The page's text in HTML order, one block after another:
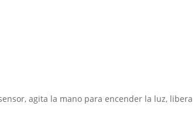
agita la mano para encender la luz, libera